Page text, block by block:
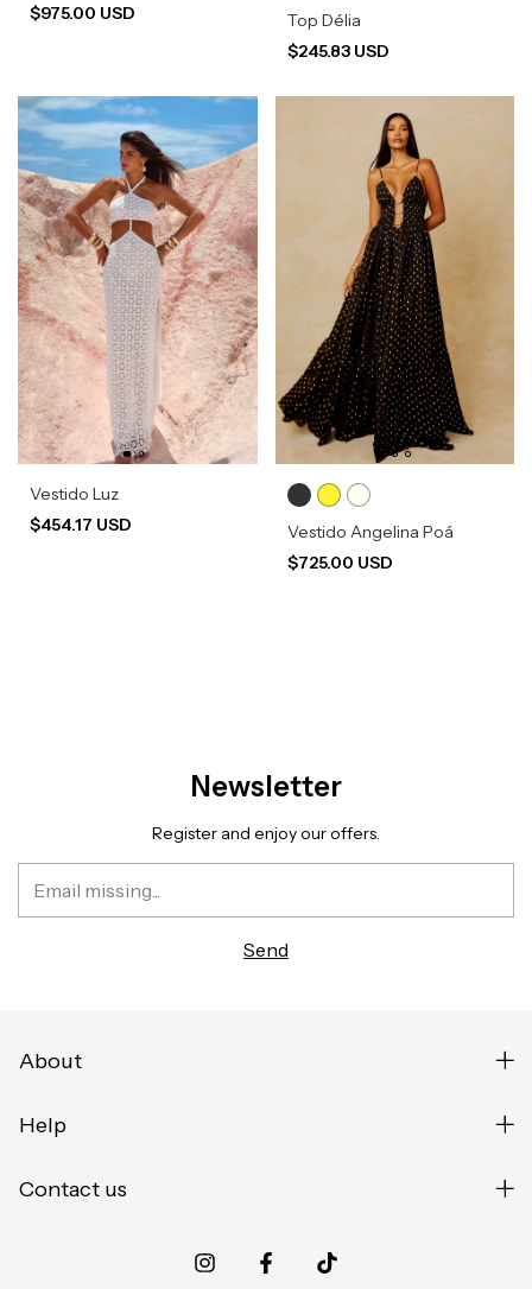
$975.00 USD
Top Délia
$245.83 USD
Vestido Luz
$454.17 USD
Vestido Angelina Poá
$725.00 USD
Newsletter
Register and enjoy our offers.
About
Help
Contact us